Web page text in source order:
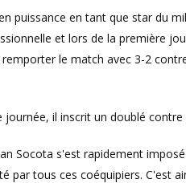
puissance en tant que star du
et lors de la première
le match avec 3-2
il inscrit un doublé contre
Socota s'est rapidement
par tous ces coéquipiers. C'est